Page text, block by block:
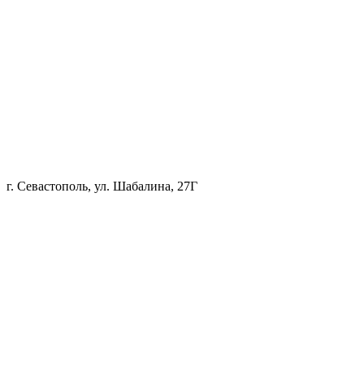
г. Севастополь, ул. Шабалина, 27Г